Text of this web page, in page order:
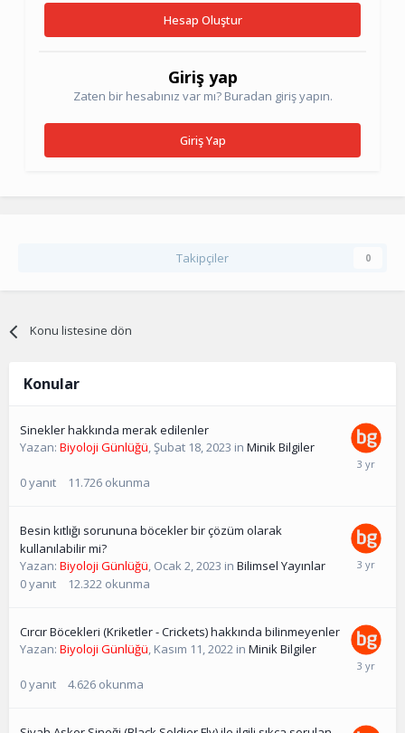
Hesap Oluştur
Giriş yap
Zaten bir hesabınız var mı? Buradan giriş yapın.
Giriş Yap
Takipçiler 0
Konu listesine dön
Konular
Sinekler hakkında merak edilenler
Yazan: Biyoloji Günlüğü,Şubat 18, 2023 in Minik Bilgiler
0yanıt 11.726 okunma
Besin kıtlığı sorununa böcekler bir çözüm olarak
kullanılabilir mi?
Yazan: Biyoloji Günlüğü, Ocak 2, 2023 in Bilimsel Yayınlar
0yanıt 12.322 okunma
Cırcır Böcekleri (Kriketler - Crickets) hakkında bilinmeyenler
Yazan: Biyoloji Günlüğü, Kasım 11, 2022 in Minik Bilgiler
0yanıt 4.626 okunma